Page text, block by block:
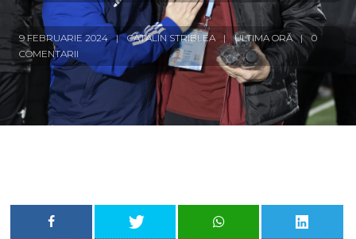
9 FEBRUARIE 2024 CĂTĂLIN STRIBLEA ULTIMA ORĂ
0
COMENTARII